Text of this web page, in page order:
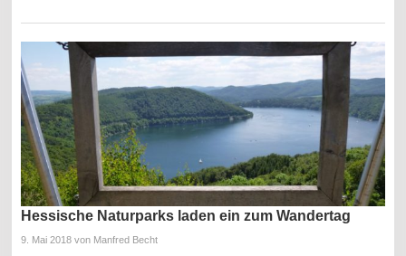
Hessische Naturparks laden ein zum Wandertag
9. Mai 2018 von Manfred Becht